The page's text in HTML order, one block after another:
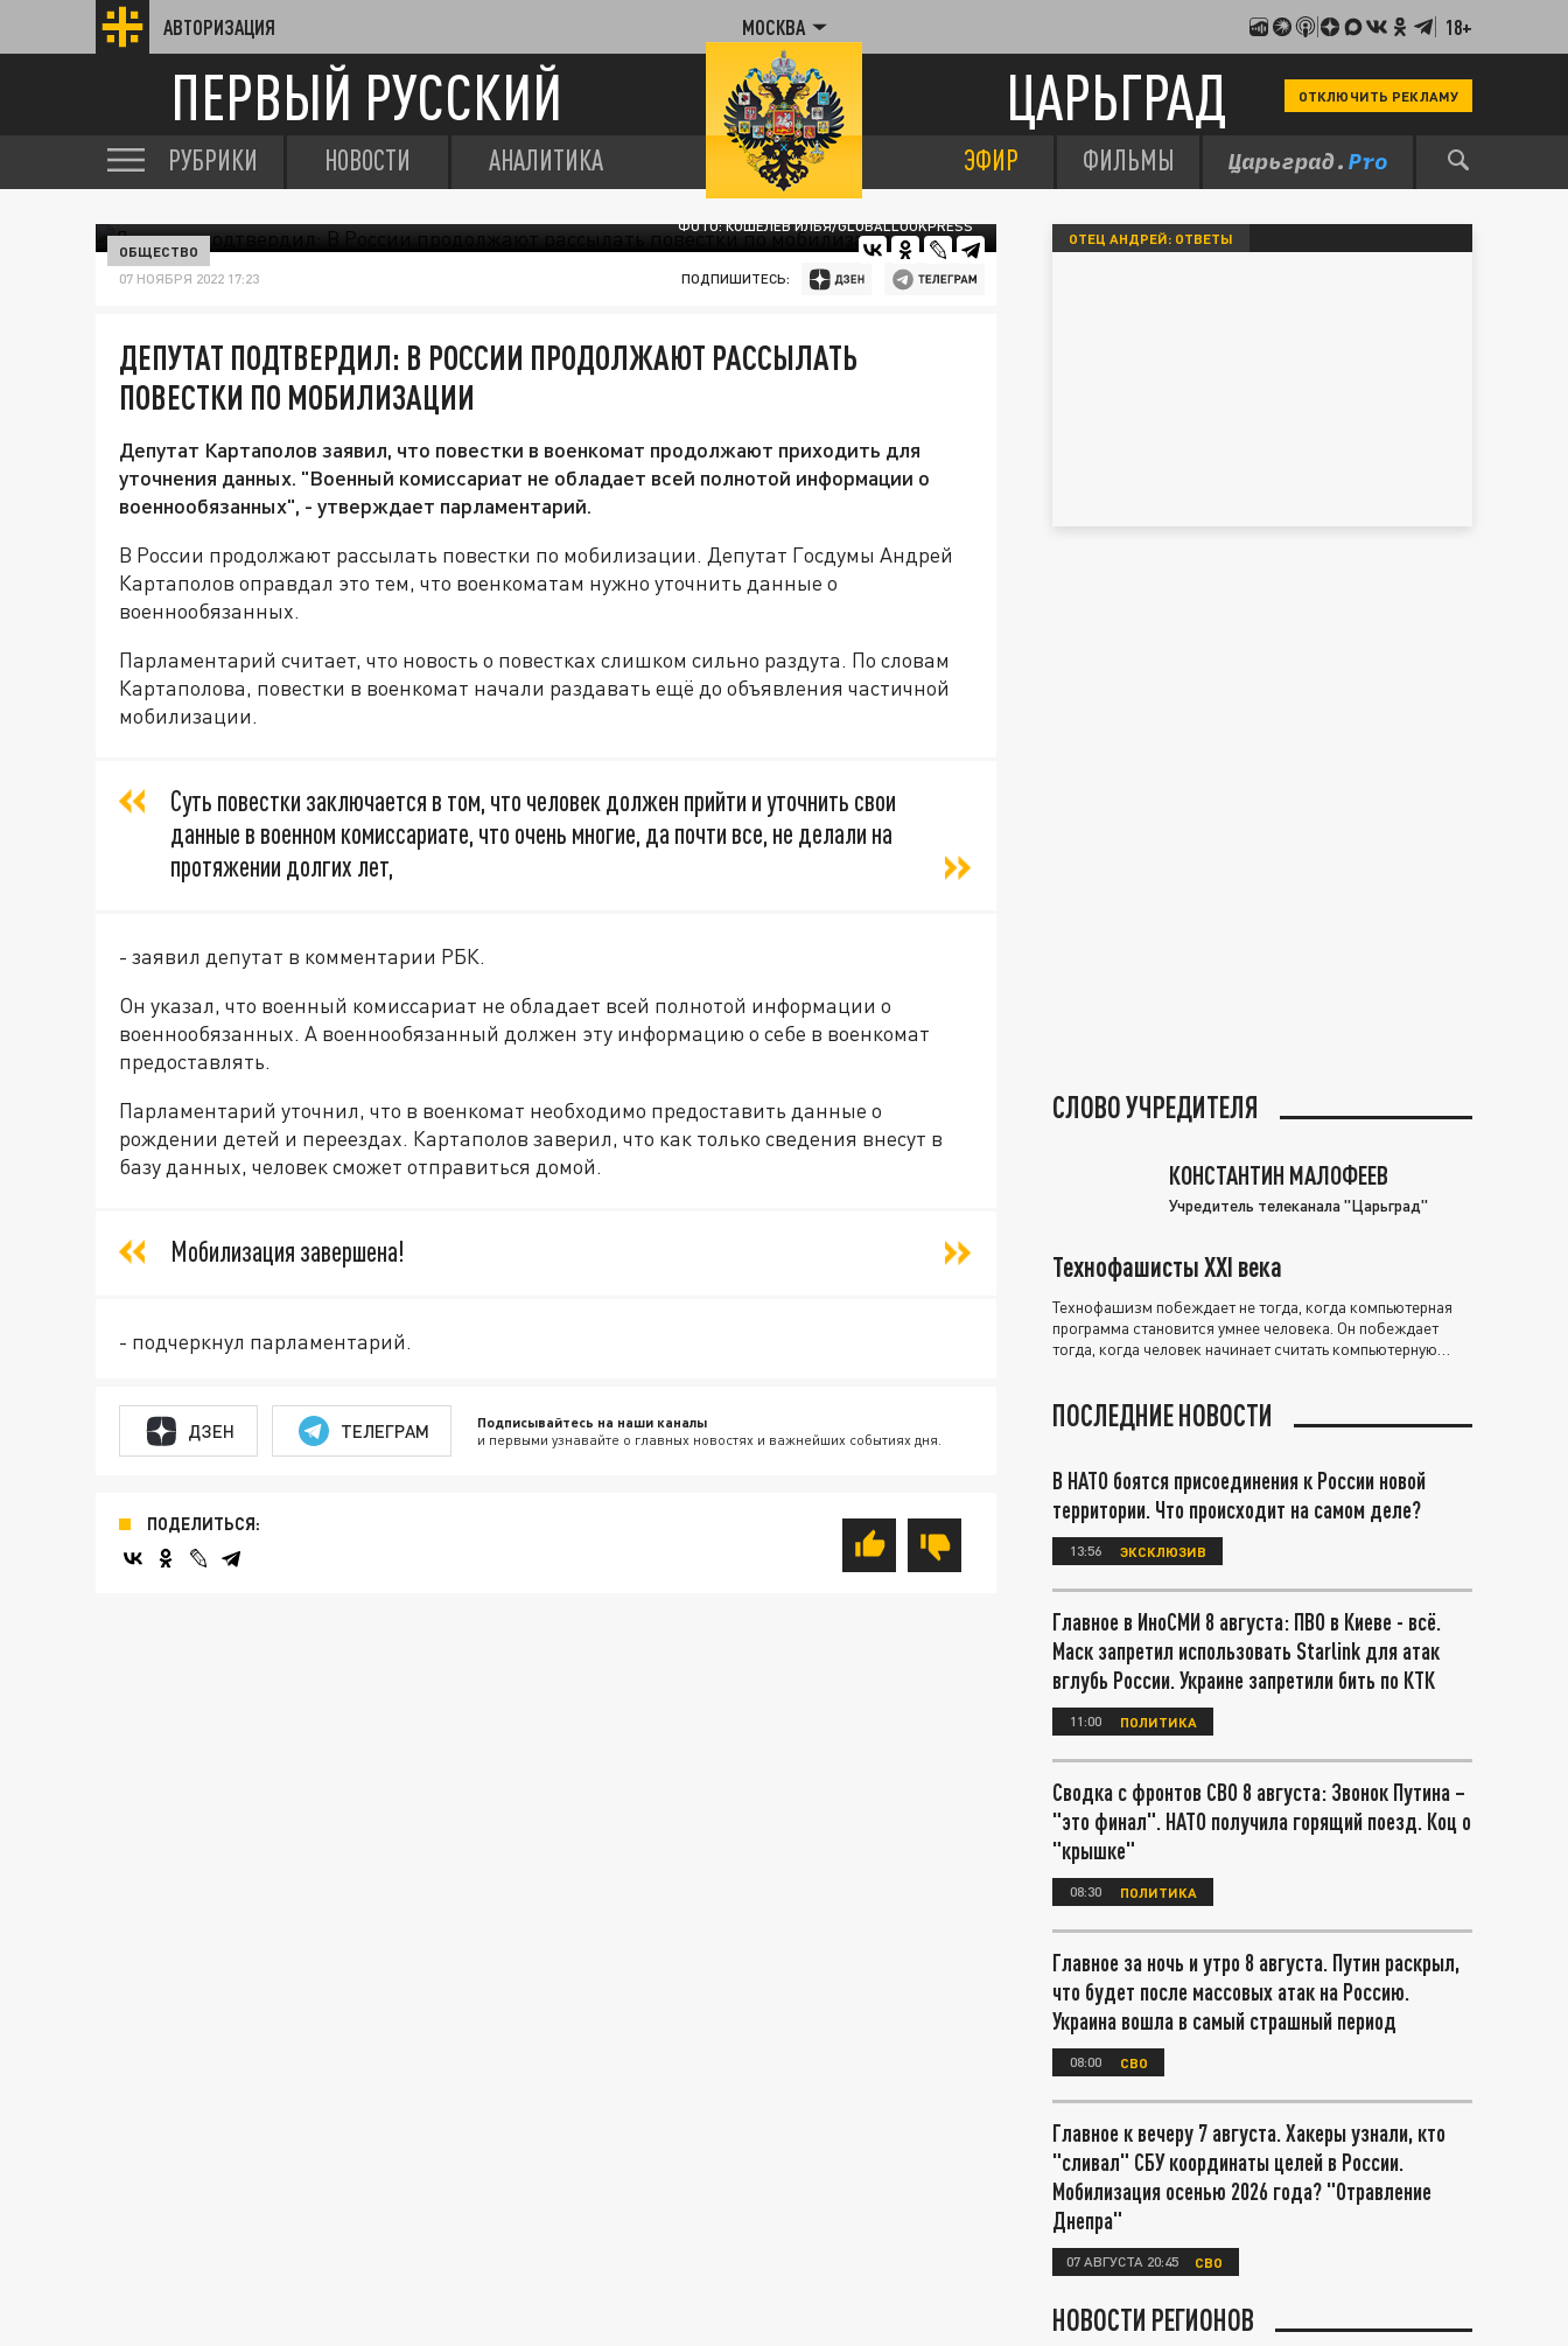
АВТОРИЗАЦИЯ МОСКВА 18+
ПЕРВЫЙ РУССКИЙ ЦАРЬГРАД ОТКЛЮЧИТЬ РЕКЛАМУ
РУБРИКИ НОВОСТИ АНАЛИТИКА ЭФИР ФИЛЬМЫ
ФОТО: КОШЕЛЕВ ИЛЬЯ/GLOBALLOOKPRESS
ОБЩЕСТВО
07 НОЯБРЯ 2022 17:23 ПОДПИШИТЕСЬ:
ДЕПУТАТ ПОДТВЕРДИЛ: В РОССИИ ПРОДОЛЖАЮТ РАССЫЛАТЬ
ПОВЕСТКИ ПО МОБИЛИЗАЦИИ
Депутат Картаполов заявил, что повестки в военкомат продолжают приходить для
уточнения данных. "Военный комиссариат не обладает всей полнотой информации о
военнообязанных", - утверждает парламентарий.
В России продолжают рассылать повестки по мобилизации. Депутат Госдумы Андрей
Картаполов оправдал это тем, что военкоматам нужно уточнить данные о
военнообязанных.
Парламентарий считает, что новость о повестках слишком сильно раздута. По словам
Картаполова, повестки в военкомат начали раздавать ещё до объявления частичной
мобилизации.
Суть повестки заключается в том, что человек должен прийти и уточнить свои
данные в военном комиссариате, что очень многие, да почти все, не делали на
протяжении долгих лет,
- заявил депутат в комментарии РБК.
Он указал, что военный комиссариат не обладает всей полнотой информации о
военнообязанных. А военнообязанный должен эту информацию о себе в военкомат
предоставлять.
Парламентарий уточнил, что в военкомат необходимо предоставить данные о
рождении детей и переездах. Картаполов заверил, что как только сведения внесут в
базу данных, человек сможет отправиться домой.
Мобилизация завершена!
- подчеркнул парламентарий.
ДЗЕН ТЕЛЕГРАМ Подписывайтесь на наши каналы
и первыми узнавайте о главных новостях и важнейших событиях дня.
ПОДЕЛИТЬСЯ:
ОТЕЦ АНДРЕЙ: ОТВЕТЫ
СЛОВО УЧРЕДИТЕЛЯ
КОНСТАНТИН МАЛОФЕЕВ
Учредитель телеканала "Царьград"
Технофашисты XXI века
Технофашизм побеждает не тогда, когда компьютерная
программа становится умнее человека. Он побеждает
тогда, когда человек начинает считать компьютерную
ПОСЛЕДНИЕ НОВОСТИ
В НАТО боятся присоединения к России новой
территории. Что происходит на самом деле?
13:56 ЭКСКЛЮЗИВ
Главное в ИноСМИ 8 августа: ПВО в Киеве - всё.
Маск запретил использовать Starlink для атак
вглубь России. Украине запретили бить по КТК
11:00 ПОЛИТИКА
Сводка с фронтов СВО 8 августа: Звонок Путина –
"это финал". НАТО получила горящий поезд. Коц о
"крышке"
08:30 ПОЛИТИКА
Главное за ночь и утро 8 августа. Путин раскрыл,
что будет после массовых атак на Россию.
Украина вошла в самый страшный период
08:00 СВО
Главное к вечеру 7 августа. Хакеры узнали, кто
"сливал" СБУ координаты целей в России.
Мобилизация осенью 2026 года? "Отравление
Днепра"
07 АВГУСТА 20:45 СВО
НОВОСТИ РЕГИОНОВ